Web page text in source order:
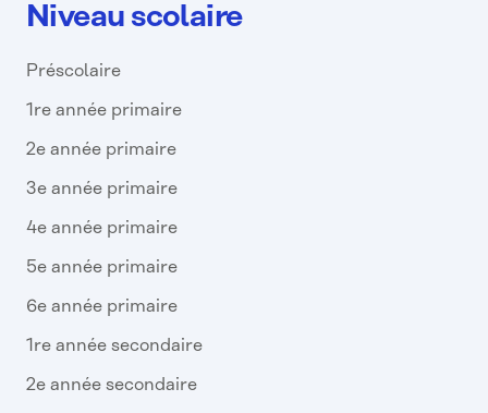
Niveau scolaire
Préscolaire
1re année primaire
2e année primaire
3e année primaire
4e année primaire
5e année primaire
6e année primaire
1re année secondaire
2e année secondaire